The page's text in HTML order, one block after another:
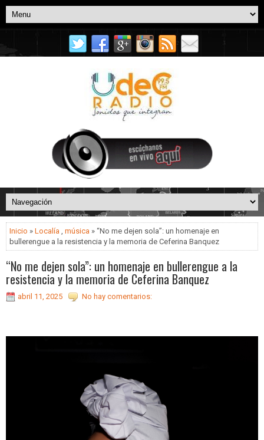
Inicio » Localía , música » “No me dejen sola”: un homenaje en
bullerengue a la resistencia y la memoria de Ceferina Banquez
“No me dejen sola”: un homenaje en bullerengue a la
resistencia y la memoria de Ceferina Banquez
abril 11, 2025 No hay comentarios: